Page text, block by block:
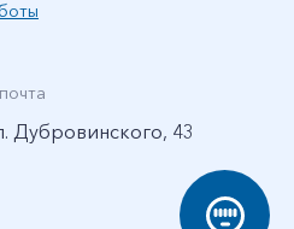
Дубровинского, 43